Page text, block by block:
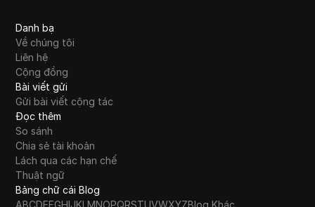
Danh bạ
Về chúng tôi
Liên hệ
Cộng đồng
Bài viết gửi
Gửi bài viết cộng tác
Đọc thêm
So sánh
Chia sẻ tài khoản
Lách qua các hạn chế
Thuật ngữ
Bảng chữ cái Blog